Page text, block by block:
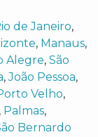
de Janeiro,
, Manaus,
Alegre, São
,João Pessoa,
Velho,
, Palmas,
Bernardo